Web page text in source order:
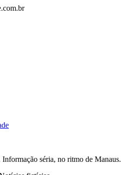
séria, no ritmo de Manaus.